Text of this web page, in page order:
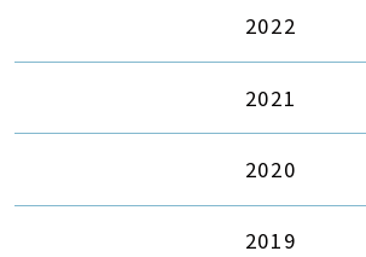
2022
2021
2020
2019